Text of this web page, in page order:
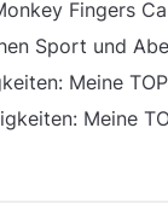
Fingers
Sport und
Meine
Meine